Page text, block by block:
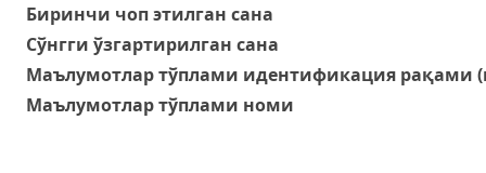
Биринчи чоп этилган сана
Сўнгги ўзгартирилган сана
Маълумотлар тўплами идентификация рақами
Маълумотлар тўплами номи